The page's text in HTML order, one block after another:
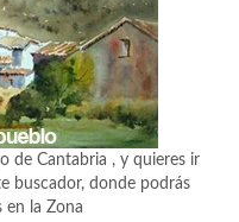
de Cantabria , y quieres ir
buscador, donde podrás
en la Zona